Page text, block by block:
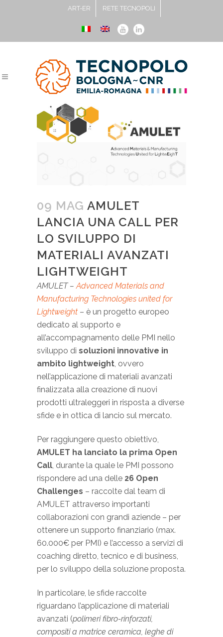
ART-ER RETE TECNOPOLI
09 MAG AMULET
LANCIA UNA CALL PER
LO SVILUPPO DI
MATERIALI AVANZATI
LIGHTWEIGHT
AMULET – Advanced Materials and
Manufacturing Technologies united for
Lightweight – è un progetto europeo
dedicato al supporto e
all’accompagnamento delle PMI nello
sviluppo di soluzioni innovative in
ambito lightweight , ovvero
nell’applicazione di materiali avanzati
finalizzata alla creazione di nuovi
prodotti ultraleggeri in risposta a diverse
sfide e in ottica di lancio sul mercato.
Per raggiungere questo obiettivo,
AMULET ha lanciato la prima Open
Call , durante la quale le PMI possono
rispondere ad una delle 26 Open
Challenges – raccolte dal team di
AMULET attraverso importanti
collaborazioni con grandi aziende – per
ottenere un supporto finanziario (max.
60.000€ per PMI) e l’accesso a servizi di
coaching diretto, tecnico e di business,
per lo sviluppo della soluzione proposta.
In particolare, le sfide raccolte
riguardano l’applicazione di materiali
avanzati (polimeri fibro-rinforzati,
compositi a matrice ceramica, leghe di